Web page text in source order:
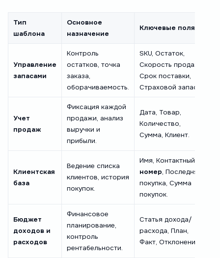
Тип
шаблона
Основное
назначение
Ключевые поля
Управление
запасами
Контроль
остатков, точка
заказа,
оборачиваемость.
SKU, Остаток,
Скорость продаж,
Срок поставки,
Страховой запас.
Учет
продаж
Фиксация каждой
продажи, анализ
выручки и
прибыли.
Дата, Товар,
Количество,
Сумма, Клиент.
Клиентская
база
Ведение списка
клиентов, история
покупок.
Имя, Контактный
номер, Последняя
покупка, Сумма
покупок.
Бюджет
доходов и
расходов
Финансовое
планирование,
контроль
рентабельности.
Статья дохода/
расхода, План,
Факт, Отклонение.